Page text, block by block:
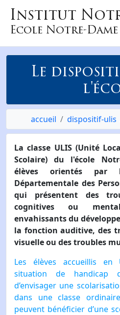
Institut
Ecole Notre-Dame
Le
accueil dispositif-ulis
La classe ULIS (Unité
Scolaire) du l'école
élèves orientés par
Départementale des
qui présentent des
cognitives ou
envahissants du
la fonction auditive, des
visuelle ou des troubles
Les élèves accueillis
situation de handicap
d’envisager une
dans une classe
peuvent bénéficier d’une